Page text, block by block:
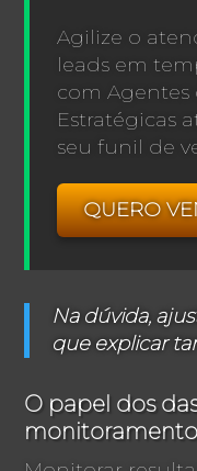
Agilize o
leads em
com Agentes
Estratégicas
seu funil de
QUERO
Na dúvida,
que explicar
O papel dos